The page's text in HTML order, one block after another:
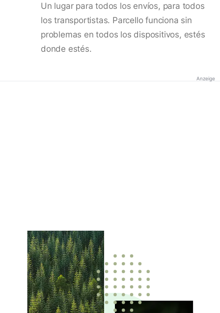
Un lugar para todos los envíos, para todos
los transportistas. Parcello funciona sin
problemas en todos los dispositivos, estés
donde estés.
Anzeige